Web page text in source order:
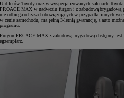
U dilerów Toyoty oraz w wyspecjalizowanych salonach
PROACE MAX w nadwoziu furgon i z zabudową brygadową
nie odbiega od zasad obowiązujących w przypadku innych
w cenie samochodu, ma pełną 3-letnią gwarancję, a auto
programu.
Furgon PROACE MAX z zabudową brygadową dostępny
egzemplarz.